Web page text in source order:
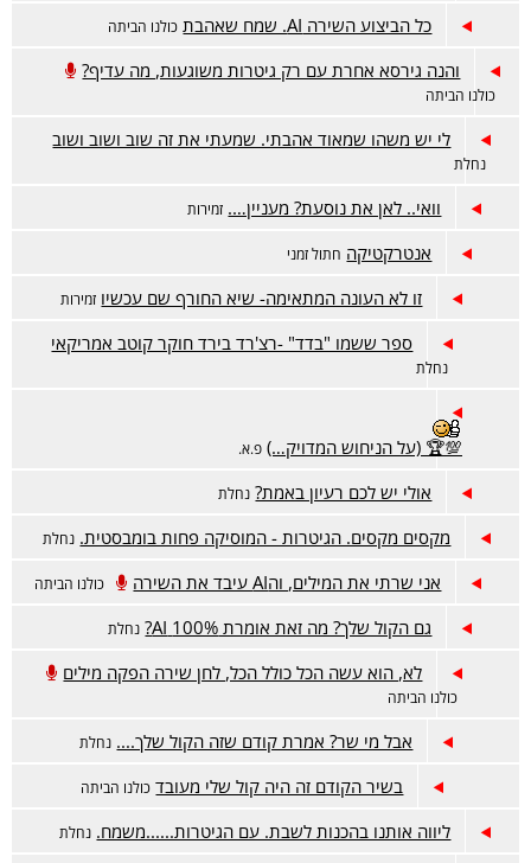
כל הביצוע השירה AI. שמח שאהבת כולנו הביתה
והנה גירסא אחרת עם רק גיטרות משוגעות, מה עדיף?
כולנו הביתה
לי יש משהו שמאוד אהבתי. שמעתי את זה שוב ושוב ושוב
נחלת
וואי.. לאן את נוסעת? מעניין…. זמירות
אנטרקטיקה חתול זמני
זו לא העונה המתאימה- שיא החורף שם עכשיו זמירות
ספר ששמו "בדד" -רצ'רד בירד חוקר קוטב אמריקאי
נחלת
💯🏆 (על הניחוש המדויק…) פ.א.
אולי יש לכם רעיון באמת? נחלת
מקסים מקסים. הגיטרות - המוסיקה פחות בומבסטית. נחלת
אני שרתי את המילים, והAI עיבד את השירה כולנו הביתה
גם הקול שלך? מה זאת אומרת 100% AI? נחלת
לא, הוא עשה הכל כולל הכל, לחן שירה הפקה מילים
כולנו הביתה
אבל מי שר? אמרת קודם שזה הקול שלך.... נחלת
בשיר הקודם זה היה קול שלי מעובד כולנו הביתה
ליווה אותנו בהכנות לשבת. עם הגיטרות......משמח. נחלת